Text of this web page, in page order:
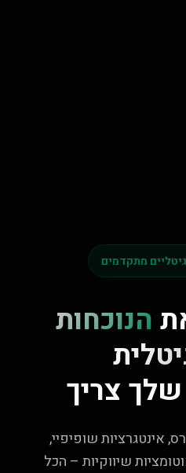
מתקדמים
הנוכחות
צריך
אינטגרציות שופיפיי,
שיווקיות – הכל